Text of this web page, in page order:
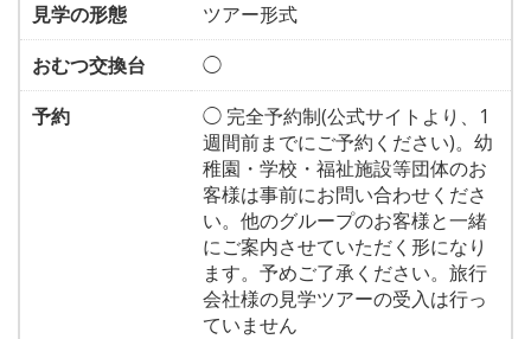
見学の形態
ツアー形式
おむつ交換台
◯
予約
◯ 完全予約制(公式サイトより、1
週間前までにご予約ください)。幼
稚園・学校・福祉施設等団体のお
客様は事前にお問い合わせくださ
い。他のグループのお客様と一緒
にご案内させていただく形になり
ます。予めご了承ください。旅行
会社様の見学ツアーの受入は行っ
ていません